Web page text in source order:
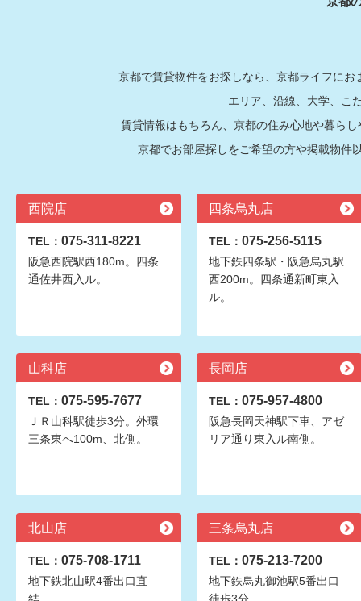
京都で賃貸物件をお探しなら、京都ライフに
エリア、沿線、大学、こ
賃貸情報はもちろん、京都の住み心地や暮ら
京都でお部屋探しをご希望の方や掲載物件
西院店
TEL： 075-311-8221
阪急西院駅西180m。四条
通佐井西入ル。
四条烏丸店
TEL： 075-256-5115
地下鉄四条駅・阪急烏丸駅
西200m。四条通新町東入
ル。
山科店
TEL： 075-595-7677
ＪＲ山科駅徒歩3分。外環
三条東へ100m、北側。
長岡店
TEL： 075-957-4800
阪急長岡天神駅下車、アゼ
リア通り東入ル南側。
北山店
TEL： 075-708-1711
地下鉄北山駅4番出口直
三条烏丸店
TEL： 075-213-7200
地下鉄烏丸御池駅5番出口